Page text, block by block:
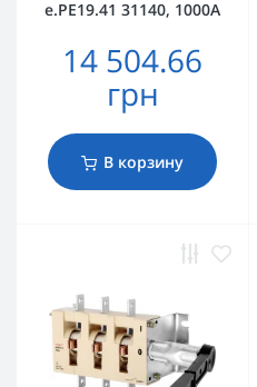
e.PE19.41 31140, 1000А
14 504.66
грн
В корзину